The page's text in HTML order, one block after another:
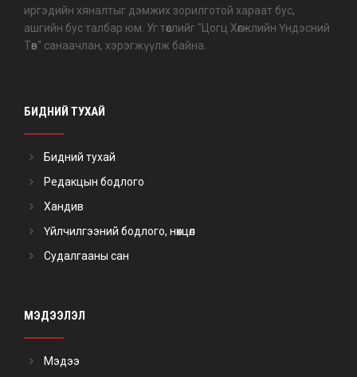
иргэдийн хяналтыг дэмжих зорилготой хараат бус,
ашгийн бус талбар юм. Уг төслийг "Цогц Хөгжлийн Үндэсний
Төв" санаачлан, хэрэгжүүлж байна.
БИДНИЙ ТУХАЙ
Бидний тухай
Редакцын бодлого
Хандив
Үйлчилгээний бодлого, нөхцөл
Судалгааны сан
МЭДЭЭЛЭЛ
Мэдээ